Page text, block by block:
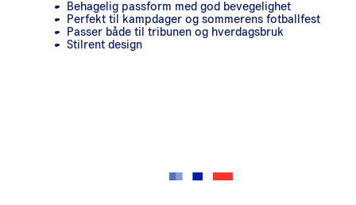
Behagelig passform med god bevegelighet
Perfekt til kampdager og sommerens fotballfest
Passer både til tribunen og hverdagsbruk
Stilrent design